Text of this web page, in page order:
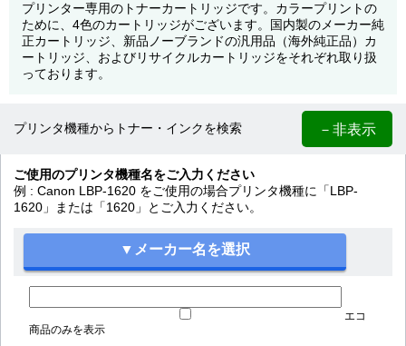
プリンター専用のトナーカートリッジです。カラープリントの
ために、4色のカートリッジがございます。国内製のメーカー純
正カートリッジ、新品ノーブランドの汎用品（海外純正品）カ
ートリッジ、およびリサイクルカートリッジをそれぞれ取り扱
っております。
プリンタ機種からトナー・インクを検索 －非表示
ご使用のプリンタ機種名をご入力ください
例 : Canon LBP-1620 をご使用の場合プリンタ機種に「LBP-
1620」または「1620」とご入力ください。
エコ
商品のみを表示